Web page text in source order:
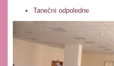
Taneční odpoledne